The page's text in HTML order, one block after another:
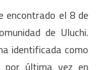
encontrado el 8 de
de Uluchi.
identificada como